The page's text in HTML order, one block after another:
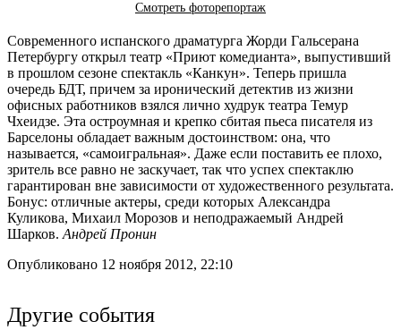
Смотреть фоторепортаж
Современного испанского драматурга Жорди Гальсерана
Петербургу открыл театр «Приют комедианта», выпустивший
в прошлом сезоне спектакль «Канкун». Теперь пришла
очередь БДТ, причем за иронический детектив из жизни
офисных работников взялся лично худрук театра Темур
Чхеидзе. Эта остроумная и крепко сбитая пьеса писателя из
Барселоны обладает важным достоинством: она, что
называется, «самоигральная». Даже если поставить ее плохо,
зритель все равно не заскучает, так что успех спектаклю
гарантирован вне зависимости от художественного результата.
Бонус: отличные актеры, среди которых Александра
Куликова, Михаил Морозов и неподражаемый Андрей
Шарков. Андрей Пронин
Опубликовано 12 ноября 2012, 22:10
Другие события